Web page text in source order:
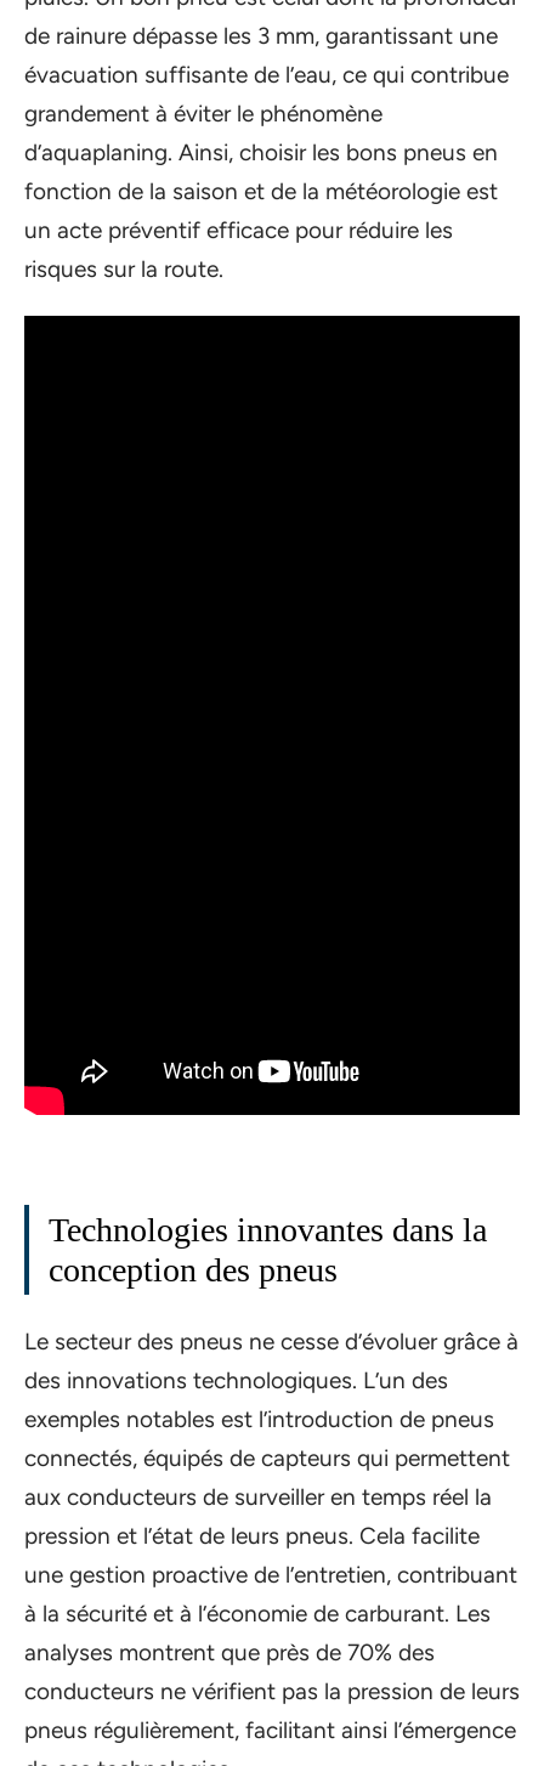
de rainure dépasse les 3 mm, garantissant une
évacuation suffisante de l’eau, ce qui contribue
grandement à éviter le phénomène
d’aquaplaning. Ainsi, choisir les bons pneus en
fonction de la saison et de la météorologie est
un acte préventif efficace pour réduire les
risques sur la route.
Technologies innovantes dans la
conception des pneus
Le secteur des pneus ne cesse d’évoluer grâce à
des innovations technologiques. L’un des
exemples notables est l’introduction de pneus
connectés, équipés de capteurs qui permettent
aux conducteurs de surveiller en temps réel la
pression et l’état de leurs pneus. Cela facilite
une gestion proactive de l’entretien, contribuant
à la sécurité et à l’économie de carburant. Les
analyses montrent que près de 70% des
conducteurs ne vérifient pas la pression de leurs
pneus régulièrement, facilitant ainsi l’émergence